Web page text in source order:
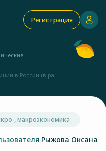
Регистрация
в России (в ра...
, макроэкономика
Рыжова Оксана